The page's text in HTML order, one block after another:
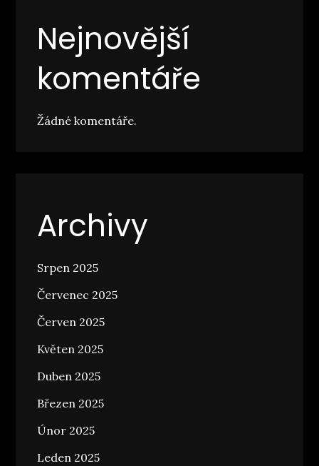
Nejnovější
komentáře
Žádné komentáře.
Archivy
Srpen 2025
Červenec 2025
Červen 2025
Květen 2025
Duben 2025
Březen 2025
Únor 2025
Leden 2025